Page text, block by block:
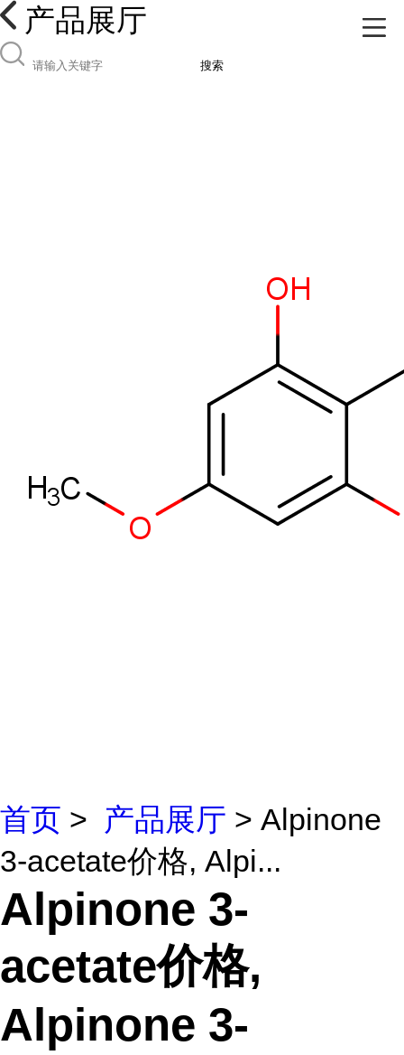
产品展厅
搜索
首页 > 产品展厅 > Alpinone
3-acetate价格, Alpi...
Alpinone 3-
acetate价格,
Alpinone 3-